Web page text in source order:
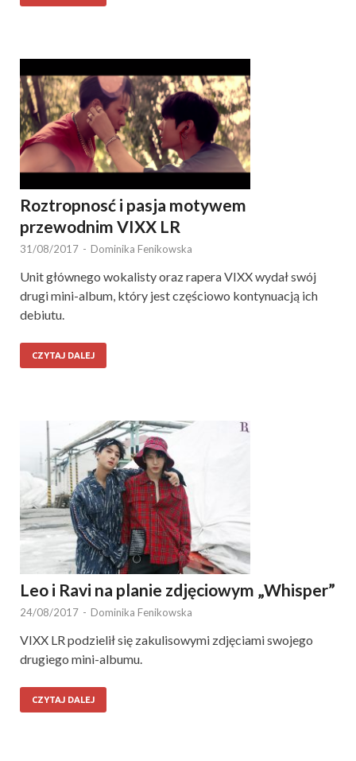
Roztropnosć i pasja motywem
przewodnim VIXX LR
31/08/2017 - Dominika Fenikowska
Unit głównego wokalisty oraz rapera VIXX wydał swój
drugi mini-album, który jest częściowo kontynuacją ich
debiutu.
CZYTAJ DALEJ
Leo i Ravi na planie zdjęciowym „Whisper”
24/08/2017 - Dominika Fenikowska
VIXX LR podzielił się zakulisowymi zdjęciami swojego
drugiego mini-albumu.
CZYTAJ DALEJ